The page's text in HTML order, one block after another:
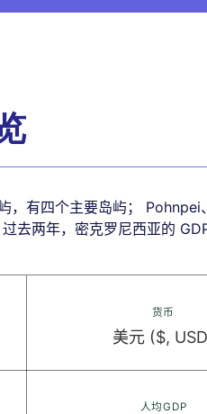
，有四个主要岛屿；
去两年，密克罗尼西亚的
货币
美元 ($,
人均GDP